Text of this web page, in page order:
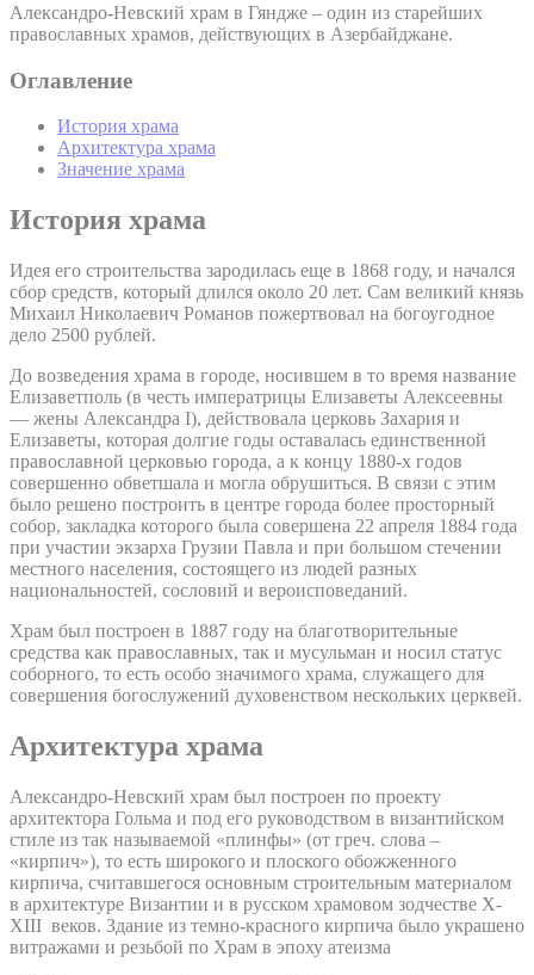
Александро-Невский храм в Гяндже – один из старейших
православных храмов, действующих в Азербайджане.
Оглавление
История храма
Архитектура храма
Значение храма
История храма
Идея его строительства зародилась еще в 1868 году, и начался
сбор средств, который длился около 20 лет. Сам великий князь
Михаил Николаевич Романов пожертвовал на богоугодное
дело 2500 рублей.
До возведения храма в городе, носившем в то время название
Елизаветполь (в честь императрицы Елизаветы Алексеевны
— жены Александра I), действовала церковь Захария и
Елизаветы, которая долгие годы оставалась единственной
православной церковью города, а к концу 1880-х годов
совершенно обветшала и могла обрушиться. В связи с этим
было решено построить в центре города более просторный
собор, закладка которого была совершена 22 апреля 1884 года
при участии экзарха Грузии Павла и при большом стечении
местного населения, состоящего из людей разных
национальностей, сословий и вероисповеданий.
Храм был построен в 1887 году на благотворительные
средства как православных, так и мусульман и носил статус
соборного, то есть особо значимого храма, служащего для
совершения богослужений духовенством нескольких церквей.
Архитектура храма
Александро-Невский храм был построен по проекту
архитектора Гольма и под его руководством в византийском
стиле из так называемой «плинфы» (от греч. слова –
«кирпич»), то есть широкого и плоского обожженного
кирпича, считавшегося основным строительным материалом
в архитектуре Византии и в русском храмовом зодчестве X-
XIII веков. Здание из темно-красного кирпича было украшено
витражами и резьбой по Храм в эпоху атеизма